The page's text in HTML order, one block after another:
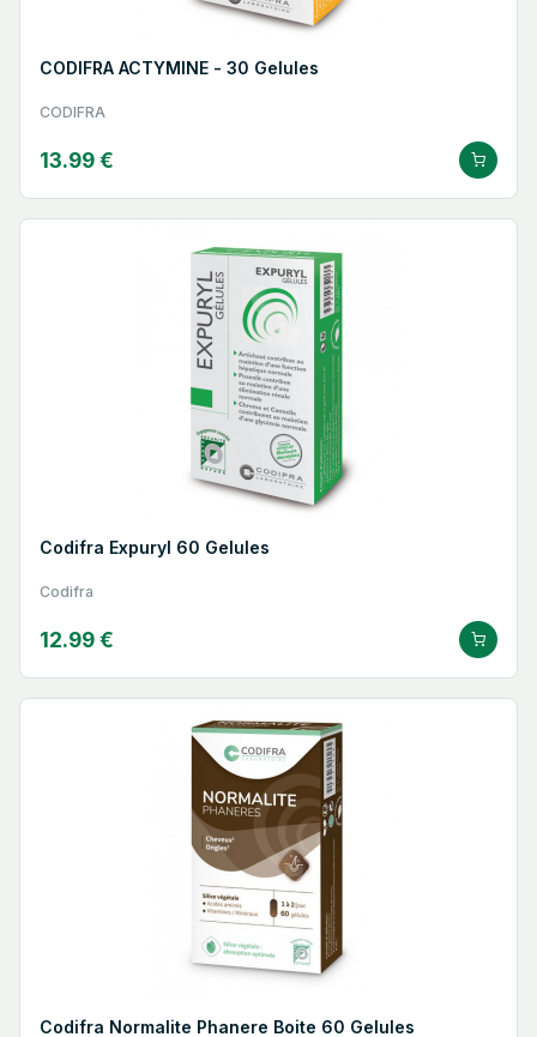
CODIFRA ACTYMINE - 30 Gelules
CODIFRA
13.99 €
Codifra Expuryl 60 Gelules
Codifra
12.99 €
Codifra Normalite Phanere Boite 60 Gelules